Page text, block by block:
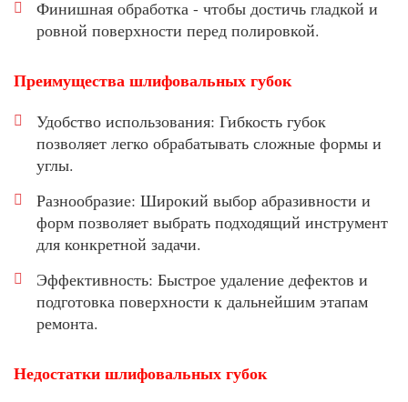
Финишная обработка - чтобы достичь гладкой и
ровной поверхности перед полировкой.
Преимущества шлифовальных губок
Удобство использования: Гибкость губок
позволяет легко обрабатывать сложные формы и
углы.
Разнообразие: Широкий выбор абразивности и
форм позволяет выбрать подходящий инструмент
для конкретной задачи.
Эффективность: Быстрое удаление дефектов и
подготовка поверхности к дальнейшим этапам
ремонта.
Недостатки шлифовальных губок